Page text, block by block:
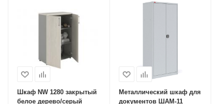
Шкаф NW 1280 закрытый
белое дерево/серый
Металлический шкаф для
документов ШАМ-11